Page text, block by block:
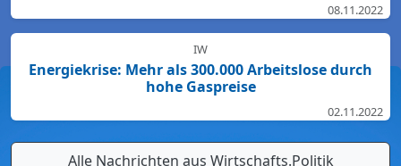
08.11.2022
IW
Energiekrise: Mehr als 300.000 Arbeitslose durch
hohe Gaspreise
02.11.2022
Alle Nachrichten aus Wirtschafts.Politik